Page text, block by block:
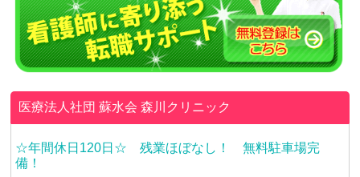
医療法人社団 蘇水会森川クリニック
☆年間休日120日☆ 残業ほぼなし！ 無料駐車場完
備！